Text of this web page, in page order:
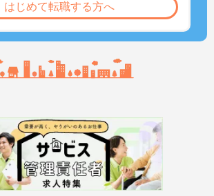
はじめて転職する方へ